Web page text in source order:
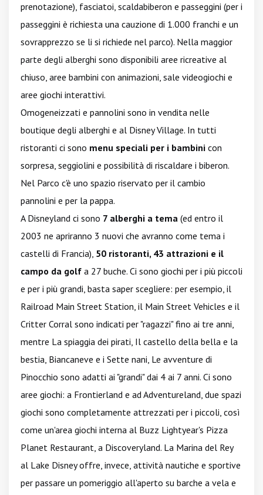
prenotazione), fasciatoi, scaldabiberon e passeggini (per i
passeggini è richiesta una cauzione di 1.000 franchi e un
sovrapprezzo se li si richiede nel parco). Nella maggior
parte degli alberghi sono disponibili aree ricreative al
chiuso, aree bambini con animazioni, sale videogiochi e
aree giochi interattivi.
Omogeneizzati e pannolini sono in vendita nelle
boutique degli alberghi e al Disney Village. In tutti
ristoranti ci sono menu speciali per i bambini con
sorpresa, seggiolini e possibilità di riscaldare i biberon.
Nel Parco c'è uno spazio riservato per il cambio
pannolini e per la pappa.
A Disneyland ci sono 7 alberghi a tema (ed entro il
2003 ne apriranno 3 nuovi che avranno come tema i
castelli di Francia), 50 ristoranti, 43 attrazioni e il
campo da golf a 27 buche. Ci sono giochi per i più piccoli
e per i più grandi, basta saper scegliere: per esempio, il
Railroad Main Street Station, il Main Street Vehicles e il
Critter Corral sono indicati per "ragazzi" fino ai tre anni,
mentre La spiaggia dei pirati, Il castello della bella e la
bestia, Biancaneve e i Sette nani, Le avventure di
Pinocchio sono adatti ai "grandi" dai 4 ai 7 anni. Ci sono
aree giochi: a Frontierland e ad Adventureland, due spazi
giochi sono completamente attrezzati per i piccoli, così
come un'area giochi interna al Buzz Lightyear's Pizza
Planet Restaurant, a Discoveryland. La Marina del Rey
al Lake Disney offre, invece, attività nautiche e sportive
per passare un pomeriggio all'aperto su barche a vela e